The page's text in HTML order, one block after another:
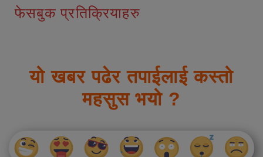
फेसबुक प्रतिक्रियाहरु
यो खबर पढेर तपाईलाई कस्तो
महसुस भयो ?